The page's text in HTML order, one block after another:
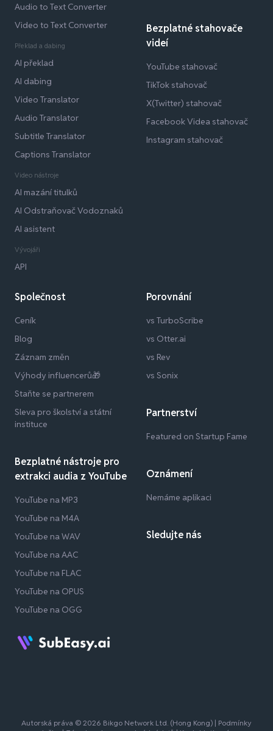
Audio to Text Converter
Video to Text Converter
Překlad a dabing
AI překlad
AI dabing
Video Translator
Audio Translator
Subtitle Translator
Captions Translator
Video nástroje
AI mazání titulků
AI Odstraňovač Vodoznaků
AI asistent
Vývojáři
API
Bezplatné stahovače
videí
YouTube stahovač
TikTok stahovač
X(Twitter) stahovač
Facebook Videa stahovač
Instagram stahovač
Společnost
Ceník
Blog
Záznam změn
Výhody influencerů🎁
Staňte se partnerem
Sleva pro školství a státní
instituce
Bezplatné nástroje pro
extrakci audia z YouTube
YouTube na MP3
YouTube na M4A
YouTube na WAV
YouTube na AAC
YouTube na FLAC
YouTube na OPUS
YouTube na OGG
Porovnání
vs TurboScribe
vs Otter.ai
vs Rev
vs Sonix
Partnerství
Featured on Startup Fame
Oznámení
Nemáme aplikaci
Sledujte nás
Autorská práva © 2026 Bikgo Network Ltd. (Hong Kong) | Podmínky